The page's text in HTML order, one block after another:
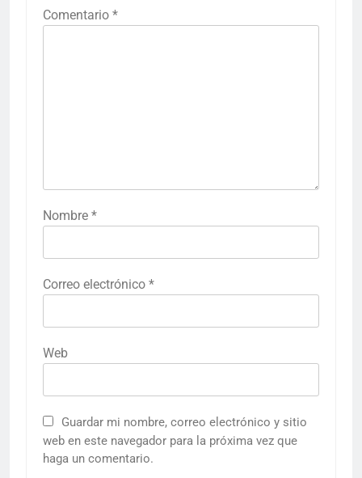
Comentario *
Nombre *
Correo electrónico *
Web
Guardar mi nombre, correo electrónico y sitio
web en este navegador para la próxima vez que
haga un comentario.